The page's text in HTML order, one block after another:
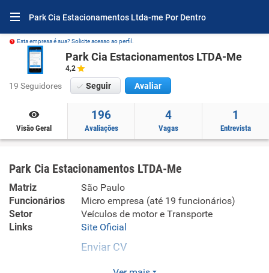
Park Cia Estacionamentos Ltda-me Por Dentro
Esta empresa é sua? Solicite acesso ao perfil.
Park Cia Estacionamentos LTDA-Me
4,2
19 Seguidores Seguir Avaliar
Visão Geral
196
Avaliações
4
Vagas
1
Entrevista
Park Cia Estacionamentos LTDA-Me
Matriz
São Paulo
Funcionários
Micro empresa (até 19 funcionários)
Setor
Veículos de motor e Transporte
Links
Site Oficial
Enviar CV